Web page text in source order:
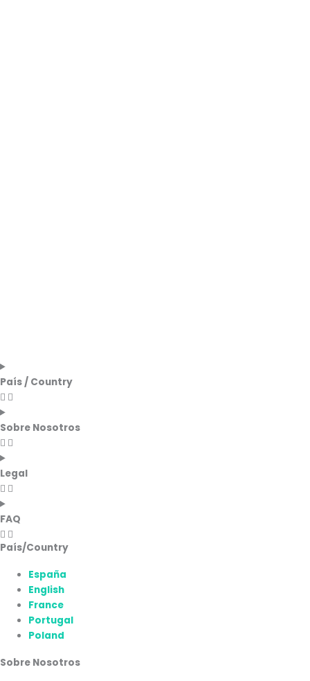
País / Country
Sobre Nosotros
Legal
FAQ
País/Country
España
English
France
Portugal
Poland
Sobre Nosotros